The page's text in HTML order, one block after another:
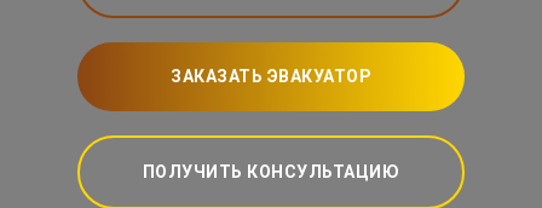
ЗАКАЗАТЬ ЭВАКУАТОР
ПОЛУЧИТЬ КОНСУЛЬТАЦИЮ